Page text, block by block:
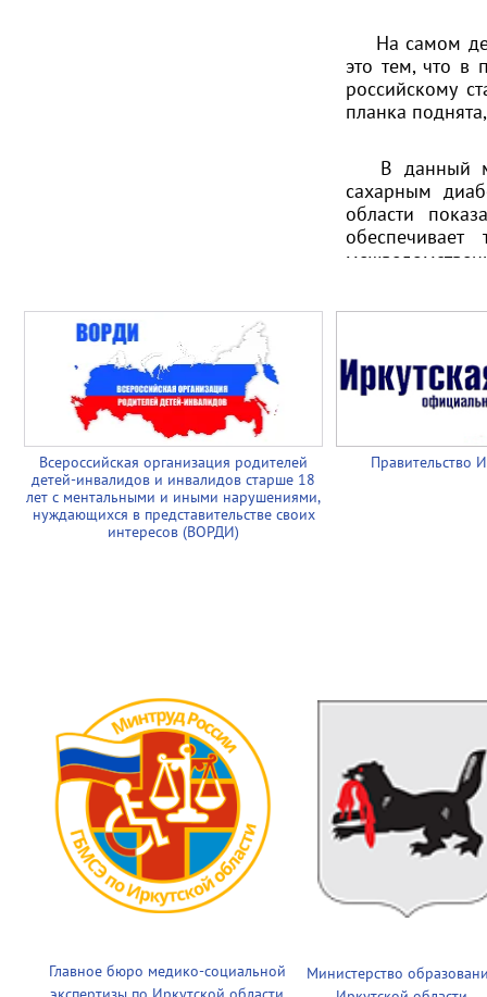
На самом
это тем, что в
российскому
планка
В данный
сахарным
области
Всероссийская организация родителей
детей-инвалидов и инвалидов старше 18
лет с ментальными и иными нарушениями,
нуждающихся в представительстве своих
интересов (ВОРДИ)
Правительство
Главное бюро медико-социальной
Министерство